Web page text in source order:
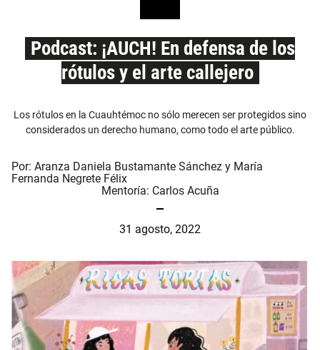
Podcast: ¡AUCH! En defensa de los
rótulos y el arte callejero
Los rótulos en la Cuauhtémoc no sólo merecen ser protegidos sino
considerados un derecho humano, como todo el arte público.
Por: Aranza Daniela Bustamante Sánchez y María
Fernanda Negrete Félix
Mentoría: Carlos Acuña
31 agosto, 2022